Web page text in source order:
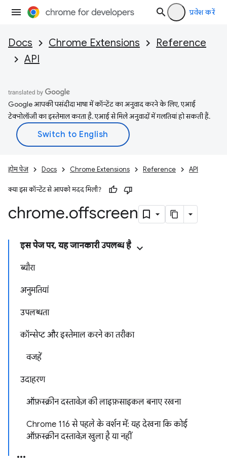
प्रवेश करें
Docs Chrome Extensions
Reference
API
Google आपकी पसंदीदा भाषा में कॉन्टेंट का अनुवाद करने के लिए, एआई
टेक्नोलॉजी का इस्तेमाल करता है. एआई से मिले अनुवादों में गलतियां हो सकती हैं.
होम पेज Docs Chrome Extensions Reference API
क्या इस कॉन्टेंट से आपको मदद मिली?
chrome.offscreen
इस पेज पर, यह जानकारी उपलब्ध है
ब्यौरा
अनुमतियां
उपलब्धता
कॉन्सेप्ट और इस्तेमाल करने का तरीका
वजहें
उदाहरण
ऑफ़स्क्रीन दस्तावेज़ की लाइफ़साइकल बनाए रखना
Chrome 116 से पहले के वर्शन में: यह देखना कि कोई
ऑफ़स्क्रीन दस्तावेज़ खुला है या नहीं